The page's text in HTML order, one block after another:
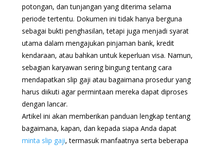
potongan, dan tunjangan yang diterima selama
periode tertentu. Dokumen ini tidak hanya berguna
sebagai bukti penghasilan, tetapi juga menjadi syarat
utama dalam mengajukan pinjaman bank, kredit
kendaraan, atau bahkan untuk keperluan visa. Namun,
sebagian karyawan sering bingung tentang cara
mendapatkan slip gaji atau bagaimana prosedur yang
harus diikuti agar permintaan mereka dapat diproses
dengan lancar.
Artikel ini akan memberikan panduan lengkap tentang
bagaimana, kapan, dan kepada siapa Anda dapat
minta slip gaji, termasuk manfaatnya serta beberapa